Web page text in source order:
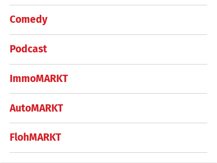
Comedy
Podcast
ImmoMARKT
AutoMARKT
FlohMARKT